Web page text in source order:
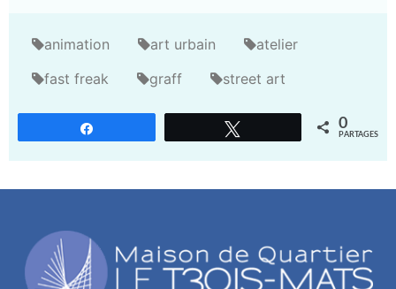
animation art urbain
atelier
fast freak
graff street art
0
PARTAGES